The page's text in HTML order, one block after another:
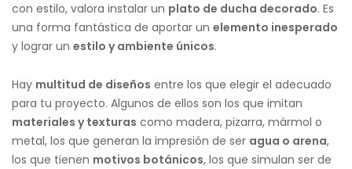
con estilo, valora instalar un plato de ducha decorado. Es
una forma fantástica de aportar un elemento inesperado
y lograr un estilo y ambiente únicos.
Hay multitud de diseños entre los que elegir el adecuado
para tu proyecto. Algunos de ellos son los que imitan
materiales y texturas como madera, pizarra, mármol o
metal, los que generan la impresión de ser agua o arena,
los que tienen motivos botánicos, los que simulan ser de